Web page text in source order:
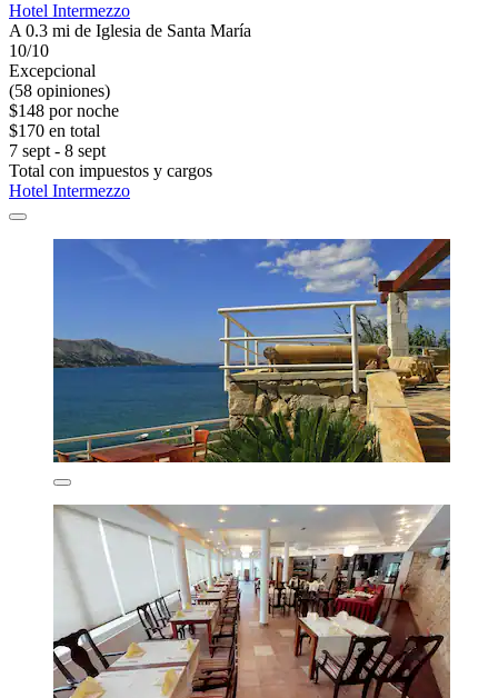
Hotel Intermezzo
A 0.3 mi de Iglesia de Santa María
10/10
Excepcional
(58 opiniones)
$148 por noche
$170 en total
7 sept - 8 sept
Total con impuestos y cargos
Hotel Intermezzo